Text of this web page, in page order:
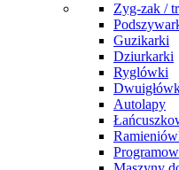
Zyg-zak /
Guzikarki
Dziurkarki
Ryglówki
Autolapy